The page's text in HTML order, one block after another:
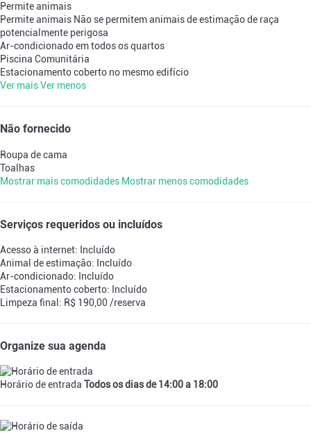
Permite animais
Permite animais Não se permitem animais de estimação de raça
potencialmente perigosa
Ar-condicionado em todos os quartos
Piscina Comunitária
Estacionamento coberto no mesmo edifício
Ver maisVer menos
Não fornecido
Roupa de cama
Toalhas
Mostrar mais comodidades Mostrar menos comodidades
Serviços requeridos ou incluídos
Acesso à internet: Incluído
Animal de estimação: Incluído
Ar-condicionado: Incluído
Estacionamento coberto: Incluído
Limpeza final: R$ 190,00 /reserva
Organize sua agenda
Horário de entrada Todos os dias de 14:00 a 18:00